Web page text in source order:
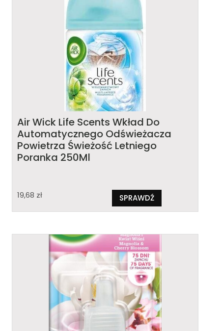
Air Wick Life Scents Wkład Do
Automatycznego Odświeżacza
Powietrza Świeżość Letniego
Poranka 250Ml
19,68 zł SPRAWDŹ